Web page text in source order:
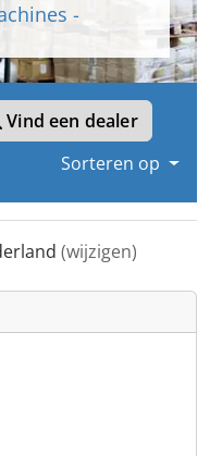
-
Vind een dealer
Sorteren op
(wijzigen)